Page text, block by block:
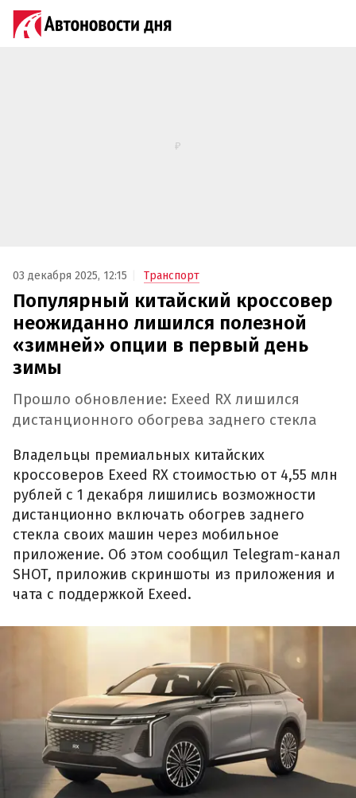
03 декабря 2025, 12:15 Транспорт
Популярный китайский кроссовер
неожиданно лишился полезной
«зимней» опции в первый день
зимы
Прошло обновление: Exeed RX лишился
дистанционного обогрева заднего стекла
Владельцы премиальных китайских
кроссоверов Exeed RX стоимостью от 4,55 млн
рублей с 1 декабря лишились возможности
дистанционно включать обогрев заднего
стекла своих машин через мобильное
приложение. Об этом сообщил Telegram-канал
SHOT, приложив скриншоты из приложения и
чата с поддержкой Exeed.